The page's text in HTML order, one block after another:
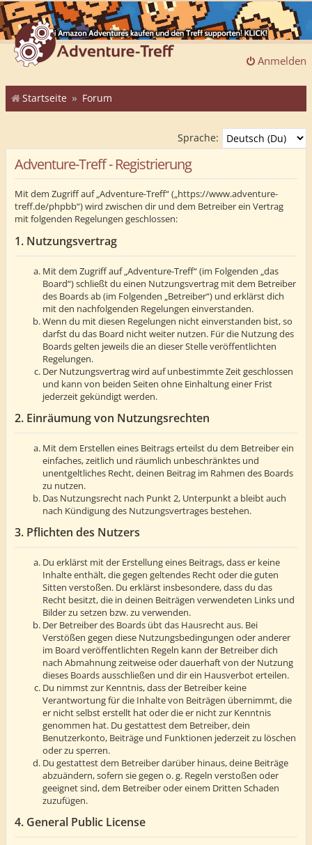
Anmelden
Startseite Forum
Sprache:
Adventure-Treff - Registrierung
Mit dem Zugriff auf „Adventure-Treff“ („https://www.adventure-
treff.de/phpbb“) wird zwischen dir und dem Betreiber ein Vertrag
mit folgenden Regelungen geschlossen:
1. Nutzungsvertrag
Mit dem Zugriff auf „Adventure-Treff“ (im Folgenden „das
Board“) schließt du einen Nutzungsvertrag mit dem Betreiber
des Boards ab (im Folgenden „Betreiber“) und erklärst dich
mit den nachfolgenden Regelungen einverstanden.
Wenn du mit diesen Regelungen nicht einverstanden bist, so
darfst du das Board nicht weiter nutzen. Für die Nutzung des
Boards gelten jeweils die an dieser Stelle veröffentlichten
Regelungen.
Der Nutzungsvertrag wird auf unbestimmte Zeit geschlossen
und kann von beiden Seiten ohne Einhaltung einer Frist
jederzeit gekündigt werden.
2. Einräumung von Nutzungsrechten
Mit dem Erstellen eines Beitrags erteilst du dem Betreiber ein
einfaches, zeitlich und räumlich unbeschränktes und
unentgeltliches Recht, deinen Beitrag im Rahmen des Boards
zu nutzen.
Das Nutzungsrecht nach Punkt 2, Unterpunkt a bleibt auch
nach Kündigung des Nutzungsvertrages bestehen.
3. Pflichten des Nutzers
Du erklärst mit der Erstellung eines Beitrags, dass er keine
Inhalte enthält, die gegen geltendes Recht oder die guten
Sitten verstoßen. Du erklärst insbesondere, dass du das
Recht besitzt, die in deinen Beiträgen verwendeten Links und
Bilder zu setzen bzw. zu verwenden.
Der Betreiber des Boards übt das Hausrecht aus. Bei
Verstößen gegen diese Nutzungsbedingungen oder anderer
im Board veröffentlichten Regeln kann der Betreiber dich
nach Abmahnung zeitweise oder dauerhaft von der Nutzung
dieses Boards ausschließen und dir ein Hausverbot erteilen.
Du nimmst zur Kenntnis, dass der Betreiber keine
Verantwortung für die Inhalte von Beiträgen übernimmt, die
er nicht selbst erstellt hat oder die er nicht zur Kenntnis
genommen hat. Du gestattest dem Betreiber, dein
Benutzerkonto, Beiträge und Funktionen jederzeit zu löschen
oder zu sperren.
Du gestattest dem Betreiber darüber hinaus, deine Beiträge
abzuändern, sofern sie gegen o. g. Regeln verstoßen oder
geeignet sind, dem Betreiber oder einem Dritten Schaden
zuzufügen.
4. General Public License